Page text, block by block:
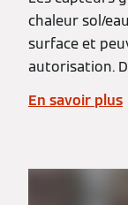
chaleur sol/
surface et
autorisation.
En savoir plus